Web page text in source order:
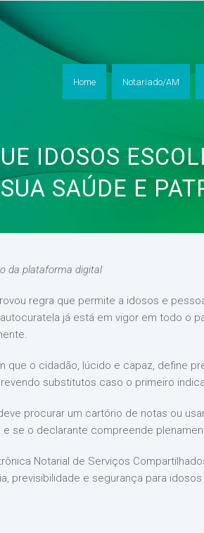
Home Notariado/AM
IDOSOS
SUA SAÚDE E
da plataforma digital
regra que permite a idosos e
já está em vigor em todo o
que o cidadão, lúcido e capaz, define
substitutos caso o primeiro
procurar um cartório de notas ou
se o declarante compreende
Notarial de Serviços
previsibilidade e segurança para